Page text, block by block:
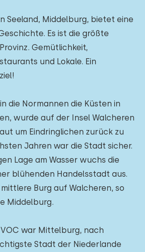
Seeland, Middelburg, bietet eine
Es ist die größte
Gemütlichkeit,
und Lokale. Ein
die Normannen die Küsten in
wurde auf der Insel Walcheren
um Eindringlichen zurück zu
Jahren war die Stadt sicher.
Lage am Wasser wuchs die
blühenden Handelsstadt aus.
Burg auf Walcheren, so
Middelburg.
war Mittelburg, nach
Stadt der Niederlande